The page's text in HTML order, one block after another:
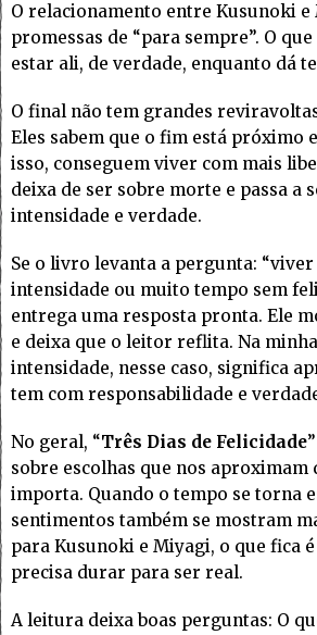
O relacionamento entre Kusunoki e
promessas de “para sempre”. O
estar ali, de verdade, enquanto dá
O final não tem grandes
Eles sabem que o fim está próximo
isso, conseguem viver com mais
deixa de ser sobre morte e passa a
intensidade e verdade.
Se o livro levanta a pergunta:
intensidade ou muito tempo sem
entrega uma resposta pronta. Ele
e deixa que o leitor reflita. Na
intensidade, nesse caso, significa
tem com responsabilidade e
No geral, “Três Dias de Felicidade
sobre escolhas que nos aproximam
importa. Quando o tempo se torna
sentimentos também se mostram
para Kusunoki e Miyagi, o que fica
precisa durar para ser real.
A leitura deixa boas perguntas: O